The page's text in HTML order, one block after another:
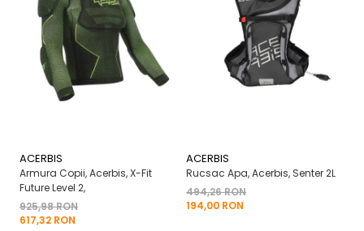
ACERBIS
Armura Copii, Acerbis, X-Fit
Future Level 2,
925,98 RON
617,32 RON
ACERBIS
Rucsac Apa, Acerbis, Senter 2L
494,26 RON
194,00 RON